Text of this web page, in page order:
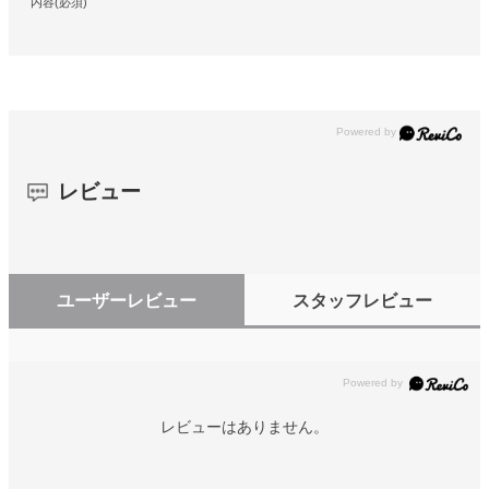
レビュー
ユーザーレビュー スタッフレビュー
レビューはありません。